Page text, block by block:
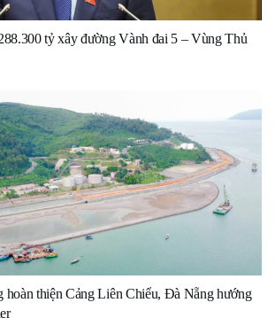
tỷ xây đường Vành đai 5 – Vùng Thủ
hoàn thiện Cảng Liên Chiểu, Đà Nẵng hướng